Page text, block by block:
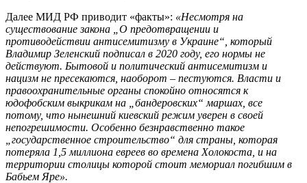
Далее МИД РФ приводит «факты»: «Несмотря на
существование закона „О предотвращении и
противодействии антисемитизму в Украине“, который
Владимир Зеленский подписал в 2020 году, его нормы не
действуют. Бытовой и политический антисемитизм и
нацизм не пресекаются, наоборот – пестуются. Власти и
правоохранительные органы спокойно относятся к
юдофобским выкрикам на „бандеровских“ маршах, все
потому, что нынешний киевский режим уверен в своей
непогрешимости. Особенно безнравственно такое
„государственное строительство“ для страны, которая
потеряла 1,5 миллиона евреев во времена Холокоста, и на
территории столицы которой стоит мемориал погибшим в
Бабьем Яре».